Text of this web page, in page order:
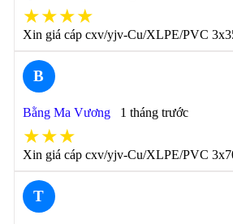
★★★★
Xin giá cáp cxv/yjv-Cu/XLPE/PVC
B
Bằng Ma Vương 1 tháng trước
★★★
Xin giá cáp cxv/yjv-Cu/XLPE/PVC
T